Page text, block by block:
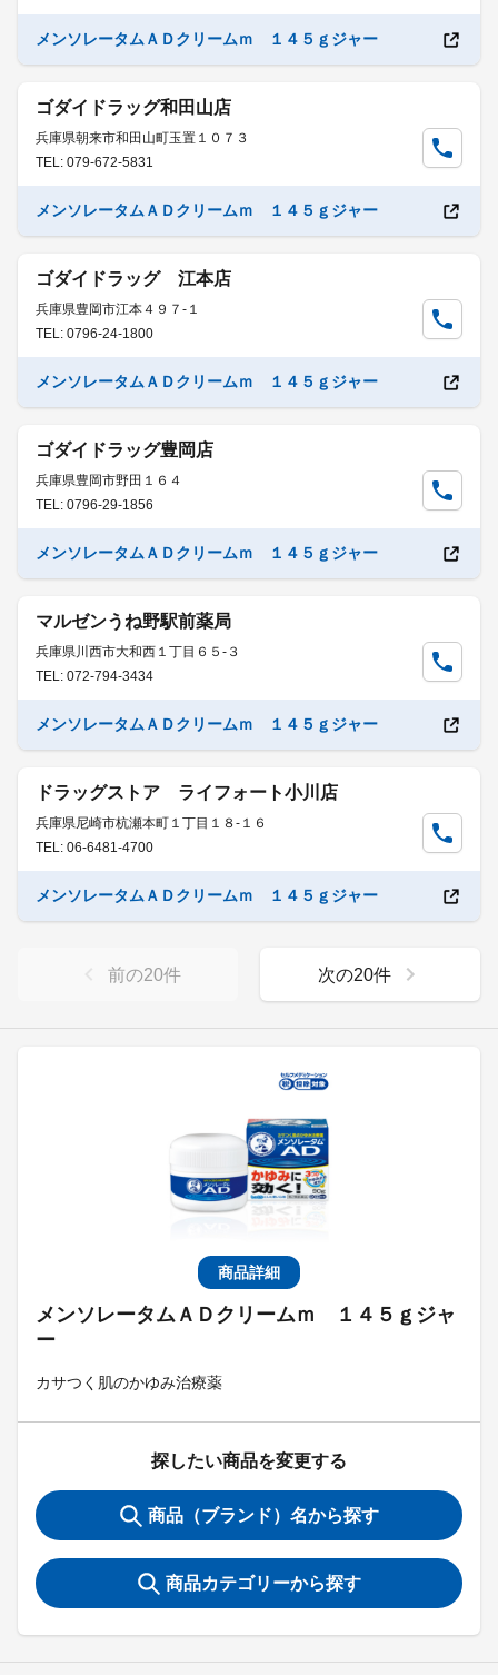
商品詳細
メンソレータムＡＤクリームｍ １４５ｇジャ
ー
カサつく肌のかゆみ治療薬
探したい商品を変更する
商品（ブランド）名から探す
商品カテゴリーから探す
メンソレータムＡＤクリームｍ １４５ｇジャー
ゴダイドラッグ和田山店
兵庫県朝来市和田山町玉置１０７３
TEL: 079-672-5831
メンソレータムＡＤクリームｍ １４５ｇジャー
ゴダイドラッグ 江本店
兵庫県豊岡市江本４９７-１
TEL: 0796-24-1800
メンソレータムＡＤクリームｍ １４５ｇジャー
ゴダイドラッグ豊岡店
兵庫県豊岡市野田１６４
TEL: 0796-29-1856
メンソレータムＡＤクリームｍ １４５ｇジャー
マルゼンうね野駅前薬局
兵庫県川西市大和西１丁目６５-３
TEL: 072-794-3434
メンソレータムＡＤクリームｍ １４５ｇジャー
ドラッグストア ライフォート小川店
兵庫県尼崎市杭瀬本町１丁目１８-１６
TEL: 06-6481-4700
メンソレータムＡＤクリームｍ １４５ｇジャー
前の20件 次の20件